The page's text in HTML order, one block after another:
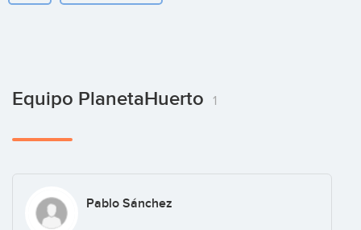
Equipo PlanetaHuerto 1
Pablo Sánchez